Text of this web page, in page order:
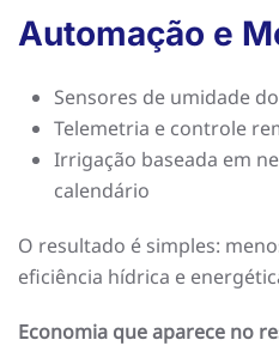
Automação e
Sensores de umidade
Telemetria e controle
Irrigação baseada em
calendário
O resultado é simples:
eficiência hídrica e
Economia que aparece no